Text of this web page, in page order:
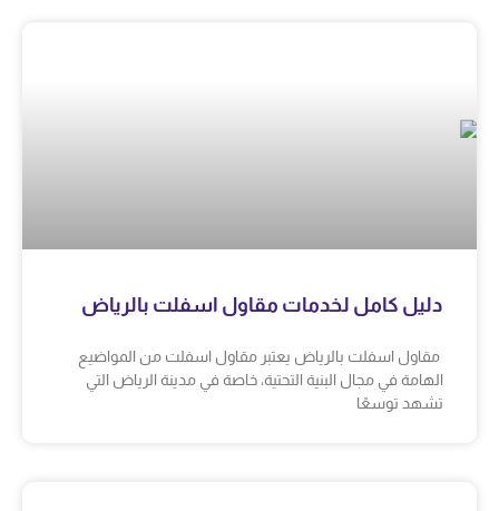
دليل كامل لخدمات مقاول اسفلت بالرياض
مقاول اسفلت بالرياض يعتبر مقاول اسفلت من المواضيع
الهامة في مجال البنية التحتية، خاصة في مدينة الرياض التي
تشهد توسعًا